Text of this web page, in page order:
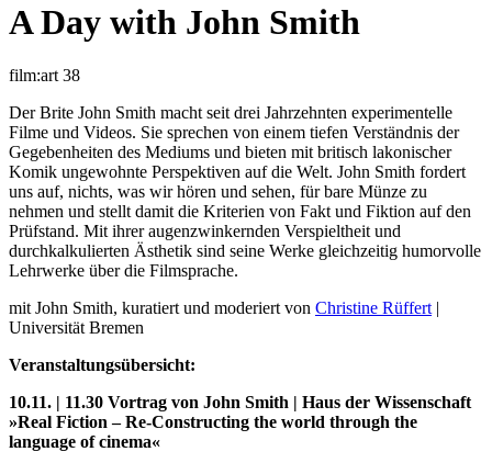
A Day with John Smith
film:art 38
Der Brite John Smith macht seit drei Jahrzehnten experimentelle
Filme und Videos. Sie sprechen von einem tiefen Verständnis der
Gegebenheiten des Mediums und bieten mit britisch lakonischer
Komik ungewohnte Perspektiven auf die Welt. John Smith fordert
uns auf, nichts, was wir hören und sehen, für bare Münze zu
nehmen und stellt damit die Kriterien von Fakt und Fiktion auf den
Prüfstand. Mit ihrer augenzwinkernden Verspieltheit und
durchkalkulierten Ästhetik sind seine Werke gleichzeitig humorvolle
Lehrwerke über die Filmsprache.
mit John Smith, kuratiert und moderiert von Christine Rüffert |
Universität Bremen
Veranstaltungsübersicht:
10.11. | 11.30 Vortrag von John Smith | Haus der Wissenschaft
»Real Fiction – Re-Constructing the world through the
language of cinema«